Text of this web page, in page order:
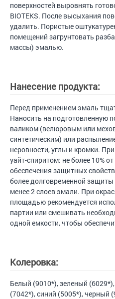
поверхностей выровнять
BIOTEKS. После высыхания
удалить. Пористые
помещений загрунтовать
массы) эмалью.
Нанесение продукта:
Перед применением эмаль
Наносить на подготовленную
валиком (велюровым или
синтетическим) или
неровности, углы и кромки.
уайт-спиритом: не более 10%
обеспечения защитных
более долговременной защиты
менее 2 слоев эмали. При
площадью рекомендуется
партии или смешивать
одной емкости, чтобы
Колеровка:
Белый (9010*), зеленый
(7042*), синий (5005*), черный